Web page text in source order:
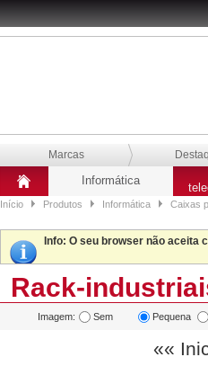
Marcas
Informática
Início Produtos Informática Caixas
Info: O seu browser não aceita
Rack-
Imagem: Sem Pequena
««